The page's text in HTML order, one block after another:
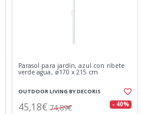
Parasol para jardín, azul con ribete
verde agua, ø170 x 215 cm
OUTDOOR LIVING BY DECORIS
45,18€ 74,89€ - 40%